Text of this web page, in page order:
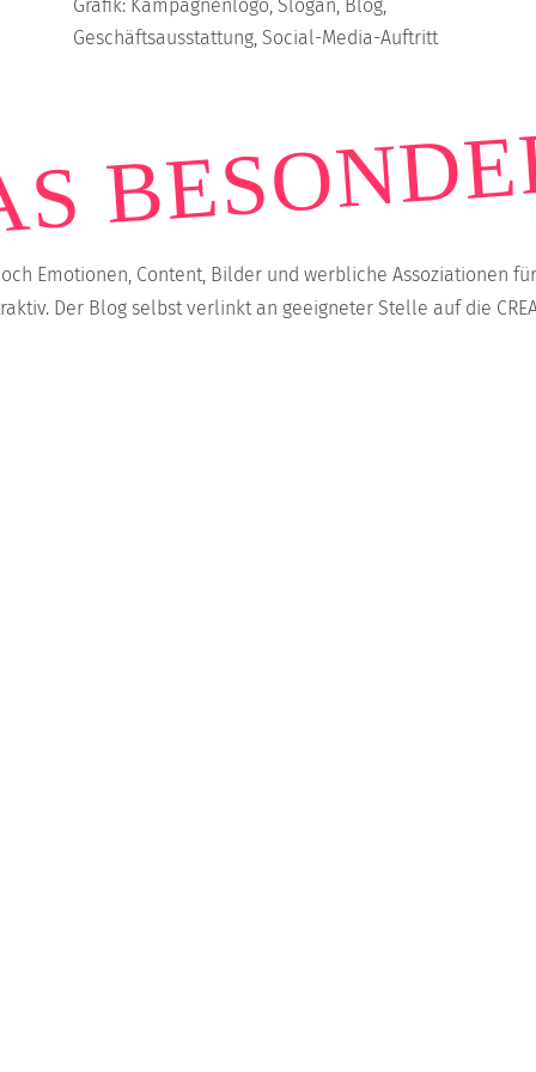
Grafik: Kampagnenlogo, Slogan, Blog,
Geschäftsausstattung, Social-Media-Auftritt
Emotionen, Content, Bilder und werbliche Assoziationen
Der Blog selbst verlinkt an geeigneter Stelle auf die